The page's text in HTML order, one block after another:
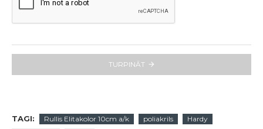
TURPINĀT
TAGI: Rullis Elitakolor 10cm a/k poliakrils
Hardy